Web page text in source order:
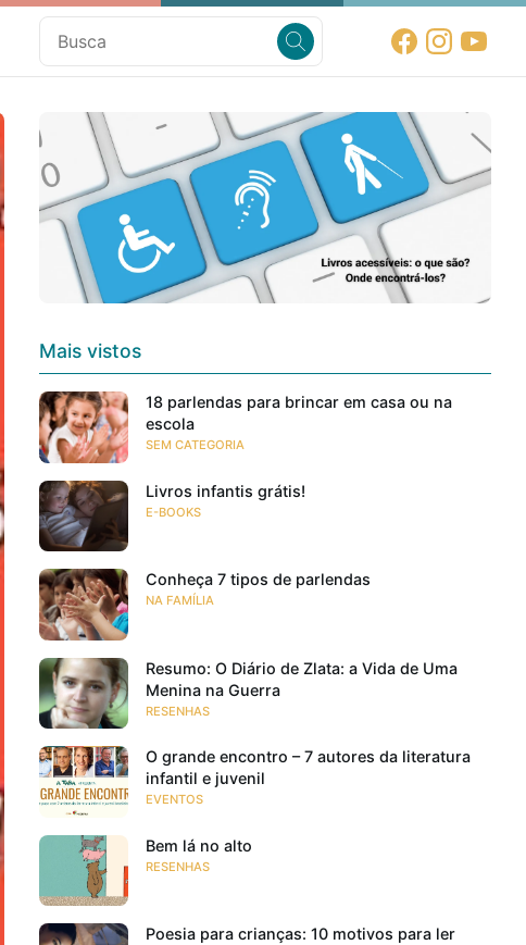
Mais vistos
18 parlendas para brincar em casa ou na
escola
SEM CATEGORIA
Livros infantis grátis!
E-BOOKS
Conheça 7 tipos de parlendas
NA FAMÍLIA
Resumo: O Diário de Zlata: a Vida de Uma
Menina na Guerra
RESENHAS
O grande encontro – 7 autores da literatura
infantil e juvenil
EVENTOS
Bem lá no alto
RESENHAS
Poesia para crianças: 10 motivos para ler